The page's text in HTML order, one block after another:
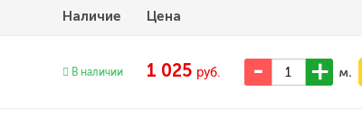
Наличие Цена
В наличии 1 025 руб. м.